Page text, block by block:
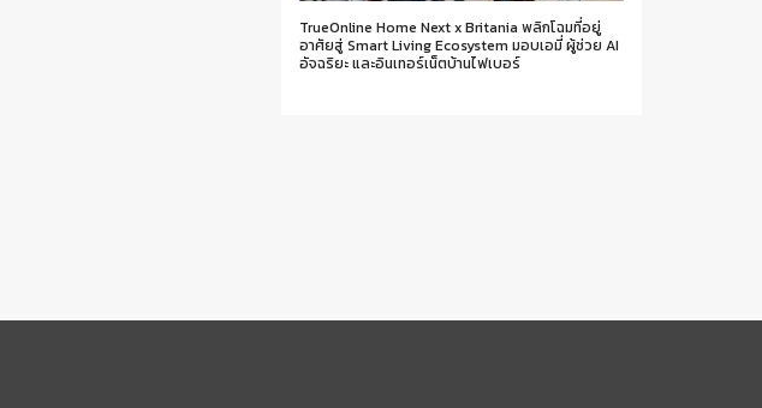
TrueOnline Home Next x Britania พลิกโฉมที่อยู่
อาศัยสู่ Smart Living Ecosystem มอบเอมี่ ผู้ช่วย AI
อัจฉริยะ และอินเทอร์เน็ตบ้านไฟเบอร์